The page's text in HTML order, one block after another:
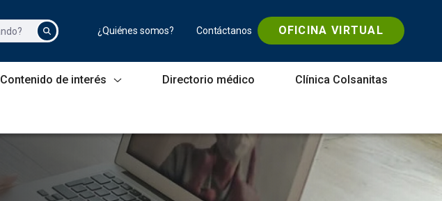
¿Quiénes somos? Contáctanos OFICINA VIRTUAL
Contenido de interés Directorio médico Clínica Colsanitas